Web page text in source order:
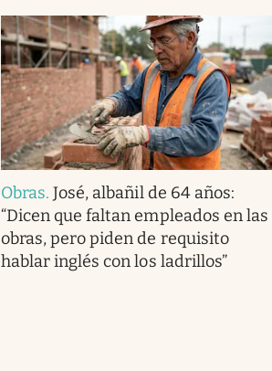
Obras.José, albañil de 64 años:
“Dicen que faltan empleados en las
obras, pero piden de requisito
hablar inglés con los ladrillos”